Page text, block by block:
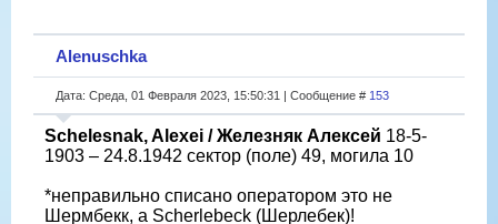
Alenuschka
Дата: Среда, 01 Февраля 2023, 15:50:31 | Сообщение # 153
Schelesnak, Alexei / Железняк Алексей 18-5-
1903 – 24.8.1942 сектор (поле) 49, могила 10
*неправильно списано оператором это не
Шермбекк, а Scherlebeck (Шерлебек)!